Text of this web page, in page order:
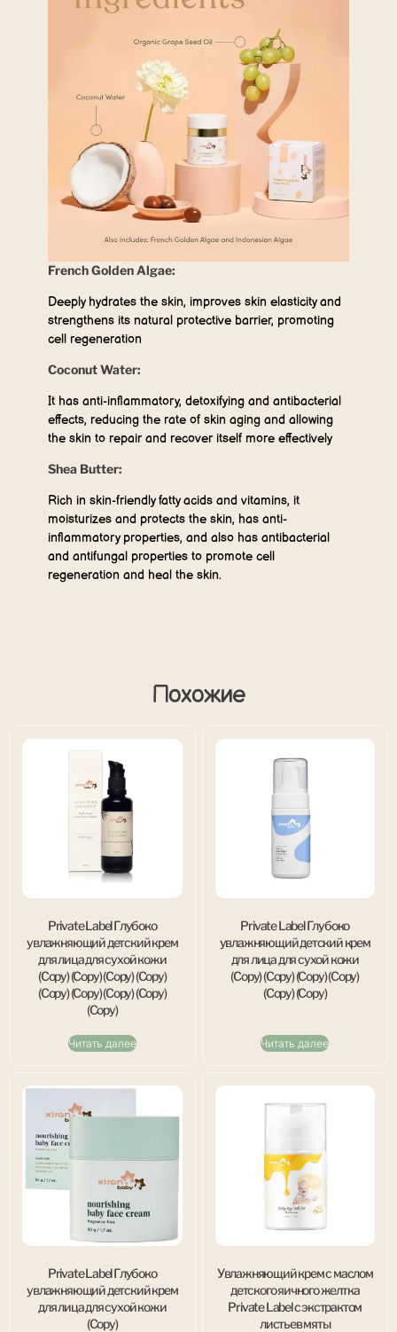
French Golden Algae:
Deeply hydrates the skin, improves skin elasticity and
strengthens its natural protective barrier, promoting
cell regeneration
Coconut Water:
It has anti-inflammatory, detoxifying and antibacterial
effects, reducing the rate of skin aging and allowing
the skin to repair and recover itself more effectively
Shea Butter:
Rich in skin-friendly fatty acids and vitamins, it
moisturizes and protects the skin, has anti-
inflammatory properties, and also has antibacterial
and antifungal properties to promote cell
regeneration and heal the skin.
Похожие
Private Label Глубоко
увлажняющий детский крем
для лица для сухой кожи
(Copy) (Copy) (Copy) (Copy)
(Copy) (Copy) (Copy) (Copy)
(Copy)
Читать далее
Private Label Глубоко
увлажняющий детский крем
для лица для сухой кожи
(Copy) (Copy) (Copy) (Copy)
(Copy) (Copy)
Читать далее
Private Label Глубоко
увлажняющий детский крем
для лица для сухой кожи
(Copy)
Увлажняющий крем с маслом
детского яичного желтка
Private Label с экстрактом
листьев мяты